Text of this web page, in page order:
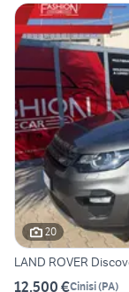
20
LAND ROVER
12.500 €Cinisi(PA)